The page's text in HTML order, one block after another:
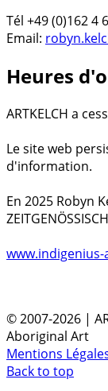
Tél +49 (0)162 4
Email:
Heures
ARTKELCH a
Le site web
d'information.
En 2025 Robyn
© 2007-2026 |
Aboriginal Art
Mentions
Back to top